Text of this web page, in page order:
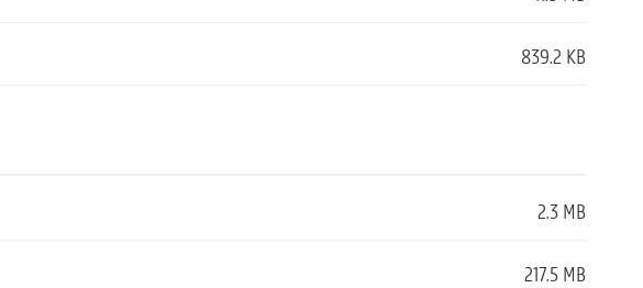
839.2 KB
2.3 MB
217.5 MB